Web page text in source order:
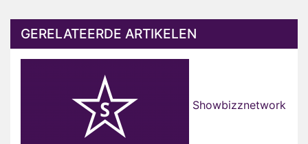
GERELATEERDE ARTIKELEN
Showbizznetwork